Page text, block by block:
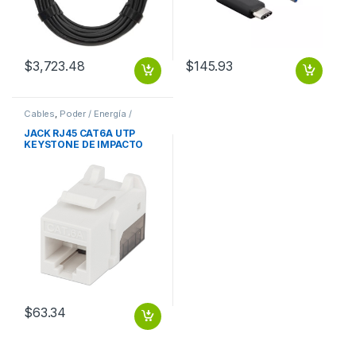
$3,723.48 $145.93
Cables, Poder / Energía /
Alimentación
JACK RJ45 CAT6A UTP
KEYSTONE DE IMPACTO
$63.34